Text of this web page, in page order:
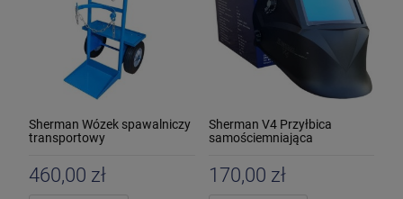
Sherman Wózek spawalniczy
transportowy
460,00 zł
Sherman V4 Przyłbica
samościemniająca
170,00 zł